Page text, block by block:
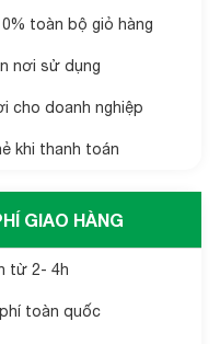
toàn bộ giỏ hàng
nơi sử dụng
cho doanh nghiệp
khi thanh toán
GIAO HÀNG
từ 2- 4h
toàn quốc